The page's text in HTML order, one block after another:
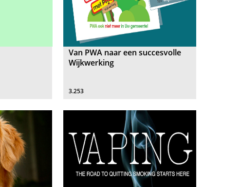
Van PWA naar een succesvolle
Wijkwerking
3.253